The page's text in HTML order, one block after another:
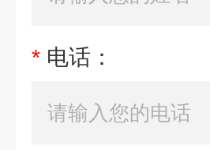
* 电话：